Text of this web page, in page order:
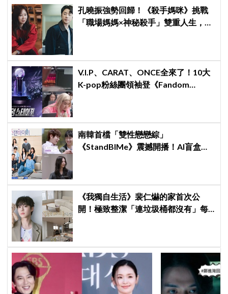
孔曉振強勢回歸！《殺手媽咪》挑戰
「職場媽媽×神秘殺手」雙重人生，與
V.I.P、CARAT、ONCE全來了！10大
K-pop粉絲團領袖登《Fandom
南韓首檔「雙性戀戀綜」
《StandBIMe》震撼開播！AI盲盒配
《我獨自生活》裴仁爀的家首次公
開！極致整潔「連垃圾桶都沒有」每